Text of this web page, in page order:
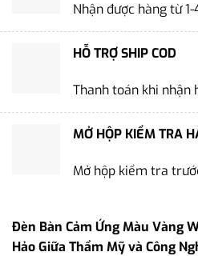
Nhận được hàng từ
HỖ TRỢ SHIP COD
Thanh toán khi nhận
MỞ HỘP KIỂM TRA
Mở hộp kiểm tra
Đèn Bàn Cảm Ứng Màu Vàng
Hảo Giữa Thẩm Mỹ và Công